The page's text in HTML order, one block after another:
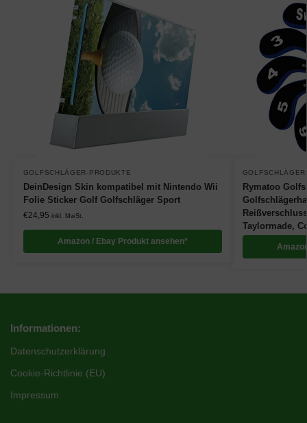
GOLFSCHLÄGER-PRODUKTE
DeinDesign Skin kompatibel mit Nintendo Wii
Folie Sticker Golf Golfschläger Sport
€24,95 inkl. MwSt.
Amazon / Ebay Produkt ansehen*
Rymatoo
Taylormade,
Informationen:
Datenschutzerklärung
Cookie-Richtlinie (EU)
Impressum